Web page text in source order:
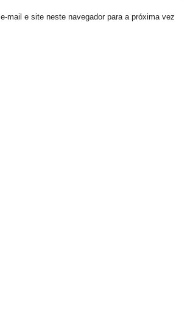
mail e site neste navegador para a próxima vez